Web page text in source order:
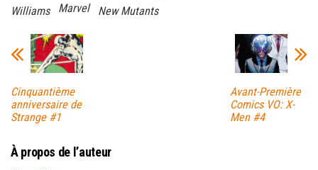
Williams
Marvel New Mutants
Cinquantième
anniversaire de
Strange #1
Avant-Première
Comics VO: X-
Men #4
À propos de l’auteur